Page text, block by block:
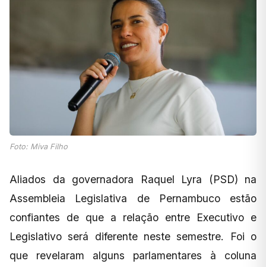
Foto: Miva Filho
Aliados da governadora Raquel Lyra (PSD) na
Assembleia Legislativa de Pernambuco estão
confiantes de que a relação entre Executivo e
Legislativo será diferente neste semestre. Foi o
que revelaram alguns parlamentares à coluna